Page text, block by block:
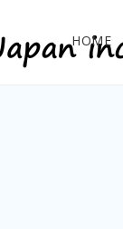
HOME